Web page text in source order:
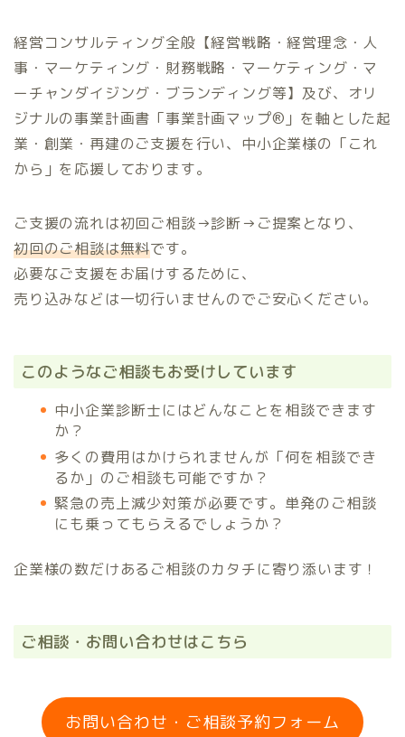
経営コンサルティング全般【経営戦略・経営理念・人
事・マーケティング・財務戦略・マーケティング・マ
ーチャンダイジング・ブランディング等】及び、オリ
ジナルの事業計画書「事業計画マップ®️」を軸とした起
業・創業・再建のご支援を行い、中小企業様の「これ
から」を応援しております。
ご支援の流れは初回ご相談→診断→ご提案となり、
初回のご相談は無料です。
必要なご支援をお届けするために、
売り込みなどは一切行いませんのでご安心ください。
このようなご相談もお受けしています
中小企業診断士にはどんなことを相談できます
か？
多くの費用はかけられませんが「何を相談でき
るか」のご相談も可能ですか？
緊急の売上減少対策が必要です。単発のご相談
にも乗ってもらえるでしょうか？
企業様の数だけあるご相談のカタチに寄り添います！
ご相談・お問い合わせはこちら
お問い合わせ・ご相談予約フォーム